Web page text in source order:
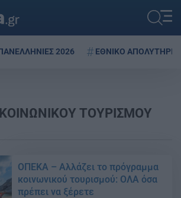
2026 ΕΘΝΙΚΟ ΑΠΟΛΥΤΗΡΙΟ
ΤΟΥΡΙΣΜΟΥ
ΟΠΕΚΑ – Αλλάζει το πρόγραμμα
κοινωνικού τουρισμού: ΟΛΑ όσα
πρέπει να ξέρετε